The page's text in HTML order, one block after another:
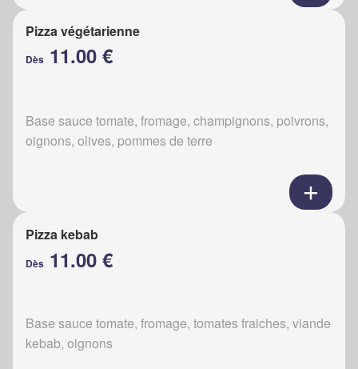
Pizza végétarienne
Dès 11.00 €
Base sauce tomate, fromage, champignons, poivrons,
oignons, olives, pommes de terre
Pizza kebab
Dès 11.00 €
Base sauce tomate, fromage, tomates fraiches, viande
kebab, oignons